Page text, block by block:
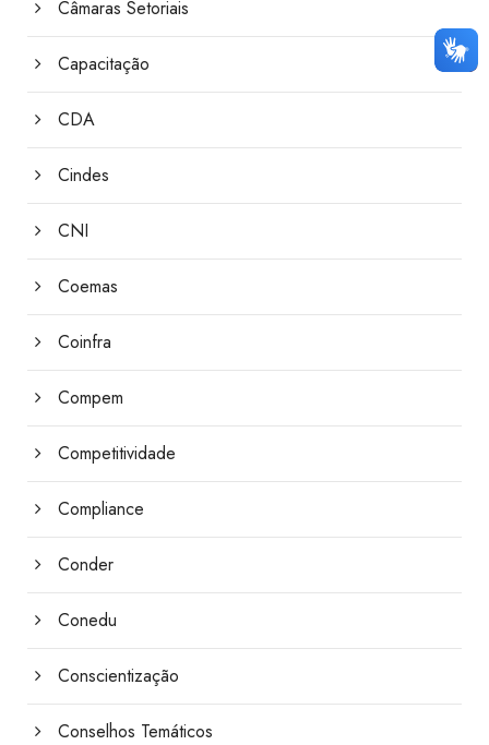
Câmaras Setoriais
Capacitação
CDA
Cindes
CNI
Coemas
Coinfra
Compem
Competitividade
Compliance
Conder
Conedu
Conscientização
Conselhos Temáticos